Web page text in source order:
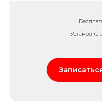
Установка